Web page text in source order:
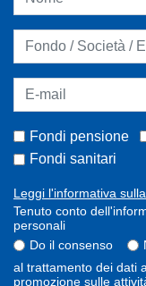
Fondi pensione
Fondi sanitari
Leggi l'informativa
Tenuto conto
personali
Do il consenso
al trattamento dei dati
promozione sulle